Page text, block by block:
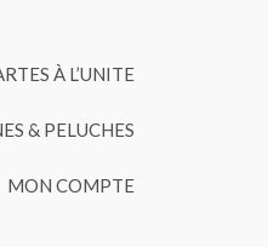
À L’UNITE
& PELUCHES
MON COMPTE